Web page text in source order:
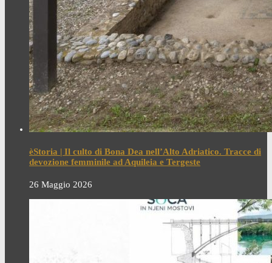
èStoria | Il culto di Bona Dea nell’Alto Adriatico. Tracce di
devozione femminile ad Aquileia e Tergeste
26 Maggio 2026